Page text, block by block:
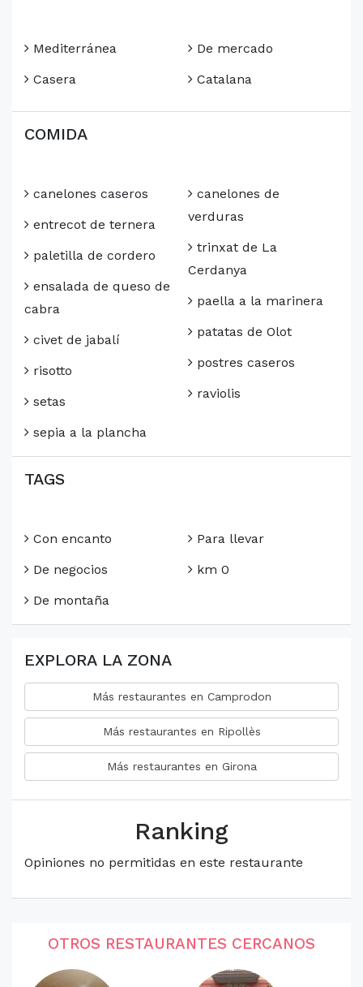
Mediterránea
Casera
De mercado
Catalana
COMIDA
canelones caseros
entrecot de ternera
paletilla de cordero
ensalada de queso de
cabra
civet de jabalí
risotto
setas
sepia a la plancha
canelones de
verduras
trinxat de La
Cerdanya
paella a la marinera
patatas de Olot
postres caseros
raviolis
TAGS
Con encanto
De negocios
De montaña
Para llevar
km 0
EXPLORA LA ZONA
Más restaurantes en Camprodon
Más restaurantes en Ripollès
Más restaurantes en Girona
Ranking
Opiniones no permitidas en este restaurante
OTROS RESTAURANTES CERCANOS